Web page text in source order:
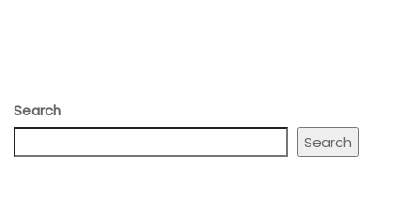
Search
Search